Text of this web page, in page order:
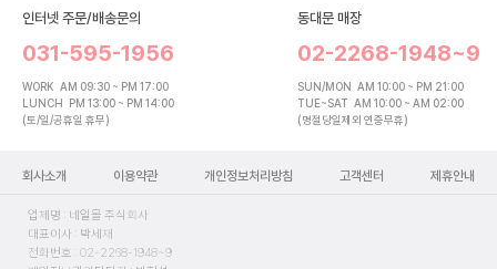
인터넷 주문/배송문의
031-595-1956
WORK AM 09:30 ~ PM 17:00
LUNCH PM 13:00 ~ PM 14:00
(토/일/공휴일 휴무)
동대문 매장
02-2268-1948~9
SUN/MON AM 10:00 ~ PM 21:00
TUE~SAT AM 10:00 ~ AM 02:00
(명절당일제외 연중무휴)
회사소개 이용약관 개인정보처리방침 고객센터 제휴안내
업체명 : 네일몰 주식회사
대표이사 : 박세재
전화번호 : 02-2268-1948~9